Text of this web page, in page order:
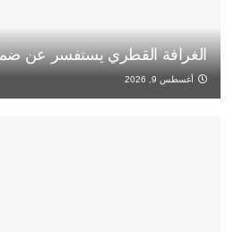
الغرافة القطري يستفسر عن
أغسطس 9, 2026